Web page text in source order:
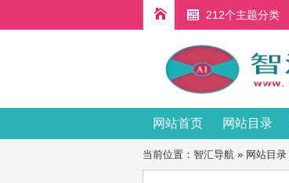
212个主题分类
网站首页 网站目录
当前位置： 智汇导航 » 网站目录